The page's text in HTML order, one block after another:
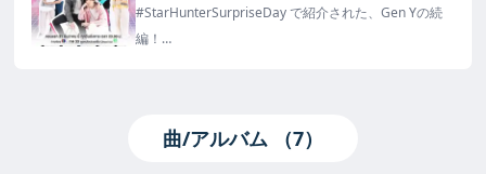
#StarHunterSurpriseDay で紹介された、Gen Yの続
編！
曲/アルバム （7）